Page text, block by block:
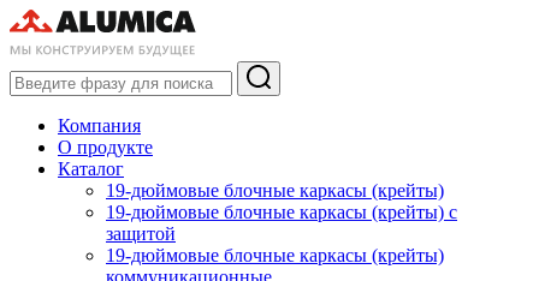
Компания
О продукте
Каталог
19-дюймовые блочные каркасы (крейты)
19-дюймовые блочные каркасы (крейты) с
защитой
19-дюймовые блочные каркасы (крейты)
коммуникационные